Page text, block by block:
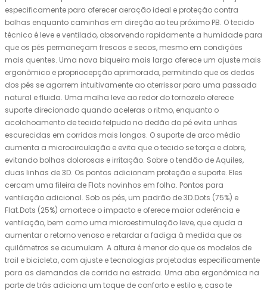
especificamente para oferecer aeração ideal e proteção contra
bolhas enquanto caminhas em direção ao teu próximo PB. O tecido
técnico é leve e ventilado, absorvendo rapidamente a humidade para
que os pés permaneçam frescos e secos, mesmo em condições
mais quentes. Uma nova biqueira mais larga oferece um ajuste mais
ergonômico e propriocepção aprimorada, permitindo que os dedos
dos pés se agarrem intuitivamente ao aterrissar para uma passada
natural e fluida. Uma malha leve ao redor do tornozelo oferece
suporte direcionado quando aceleras o ritmo, enquanto o
acolchoamento de tecido felpudo no dedão do pé evita unhas
escurecidas em corridas mais longas. O suporte de arco médio
aumenta a microcirculação e evita que o tecido se torça e dobre,
evitando bolhas dolorosas e irritação. Sobre o tendão de Aquiles,
duas linhas de 3D. Os pontos adicionam proteção e suporte. Eles
cercam uma fileira de Flats novinhos em folha. Pontos para
ventilação adicional. Sob os pés, um padrão de 3D.Dots (75%) e
Flat.Dots (25%) amortece o impacto e oferece maior aderência e
ventilação, bem como uma microestimulação leve, que ajuda a
aumentar o retorno venoso e retardar a fadiga à medida que os
quilômetros se acumulam. A altura é menor do que os modelos de
trail e bicicleta, com ajuste e tecnologias projetadas especificamente
para as demandas de corrida na estrada. Uma aba ergonômica na
parte de trás adiciona um toque de conforto e estilo e, caso te